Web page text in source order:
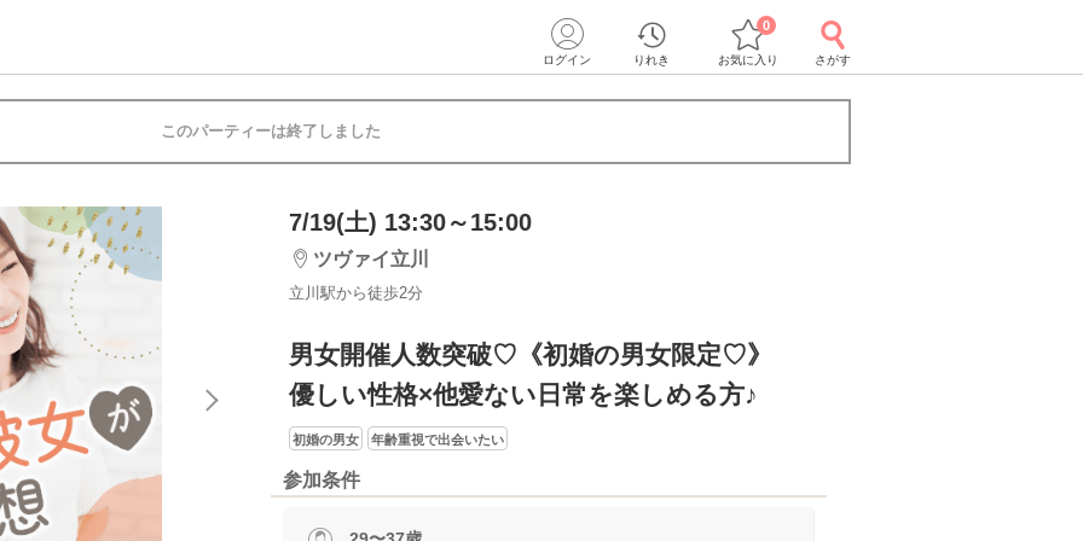
ログイン りれき お気に入り
0
さがす
このパーティーは終了しました
7/19(土) 13:30～15:00
ツヴァイ立川
立川駅から徒歩2分
男女開催人数突破♡《初婚の男女限定♡》
優しい性格×他愛ない日常を楽しめる方♪
初婚の男女 年齢重視で出会いたい
参加条件